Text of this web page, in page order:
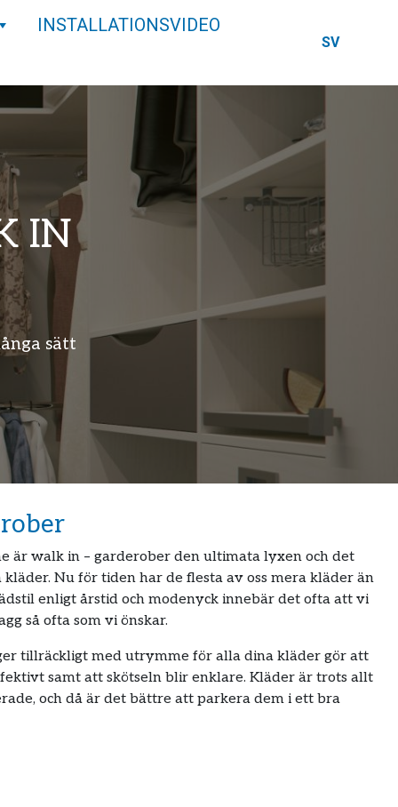
INSTALLATIONSVIDEO
SV
IN
sätt
är walk in – garderober den ultimata lyxen och det
Nu för tiden har de flesta av oss mera kläder än
enligt årstid och modenyck innebär det ofta att vi
så ofta som vi önskar.
tillräckligt med utrymme för alla dina kläder gör att
samt att skötseln blir enklare. Kläder är trots allt
och då är det bättre att parkera dem i ett bra